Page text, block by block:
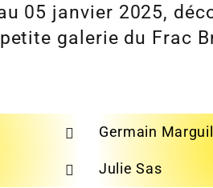
05 janvier 2025,
galerie du Frac
Germain
Julie Sas